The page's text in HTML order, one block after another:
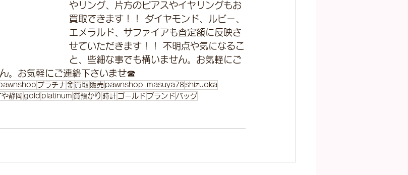
やリング、片方のピアスやイヤリングもお
買取できます！！ ダイヤモンド、ルビー、
エメラルド、サファイアも査定額に反映さ
せていただきます！！ 不明点や気になるこ
と、些細な事でも構いません。お気軽にご
。お気軽にご連絡下さいませ☎
プラチナ 金 買取 販売 pawnshop_masuya78shizuoka
や静岡 gold platinum 質預かり 時計 ゴールド ブランド バッグ